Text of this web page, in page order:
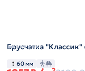
Брусчатка
60 мм